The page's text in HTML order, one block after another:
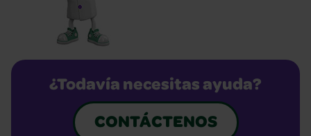
¿Todavía necesitas ayuda?
CONTÁCTENOS